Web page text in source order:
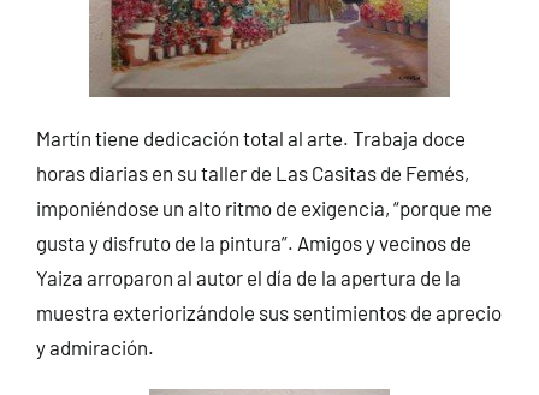
Martín tiene dedicación total al arte. Trabaja doce
horas diarias en su taller de Las Casitas de Femés,
imponiéndose un alto ritmo de exigencia, “porque me
gusta y disfruto de la pintura”. Amigos y vecinos de
Yaiza arroparon al autor el día de la apertura de la
muestra exteriorizándole sus sentimientos de aprecio
y admiración.